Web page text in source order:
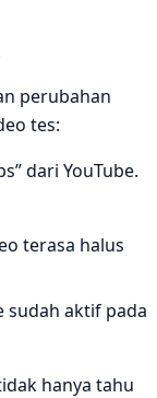
perubahan
tes:
dari YouTube.
terasa halus
sudah aktif pada
hanya tahu